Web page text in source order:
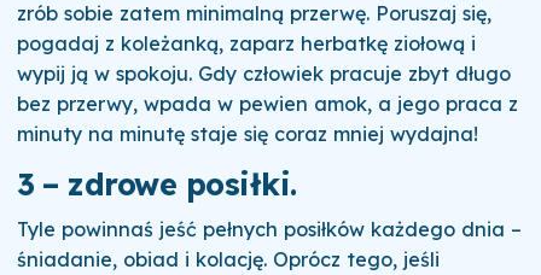
zrób sobie zatem minimalną przerwę. Poruszaj się,
pogadaj z koleżanką, zaparz herbatkę ziołową i
wypij ją w spokoju. Gdy człowiek pracuje zbyt długo
bez przerwy, wpada w pewien amok, a jego praca z
minuty na minutę staje się coraz mniej wydajna!
3 – zdrowe posiłki.
Tyle powinnaś jeść pełnych posiłków każdego dnia –
śniadanie, obiad i kolację. Oprócz tego, jeśli